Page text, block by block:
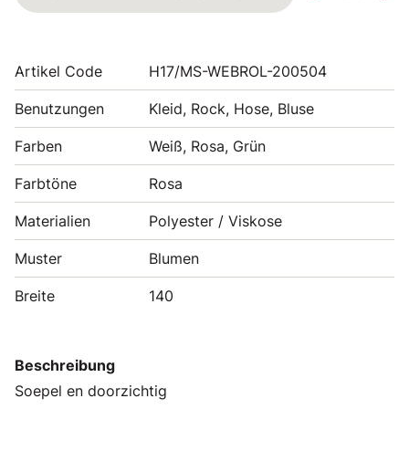
Artikel Code H17/MS-WEBROL-200504
Benutzungen Kleid, Rock, Hose, Bluse
Farben Weiß, Rosa, Grün
Farbtöne Rosa
Materialien Polyester / Viskose
Muster Blumen
Breite 140
Beschreibung
Soepel en doorzichtig